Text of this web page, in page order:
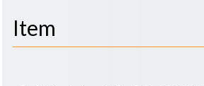
Item